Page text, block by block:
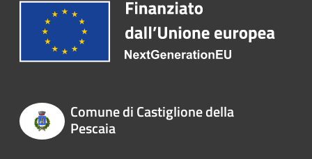
Comune di Castiglione della
Pescaia